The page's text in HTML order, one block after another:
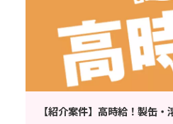
【紹介案件】高時給！製缶